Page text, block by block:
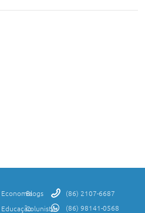
Economia
Educação
Blogs
Colunistas
(86) 2107-6687
(86) 98141-0568